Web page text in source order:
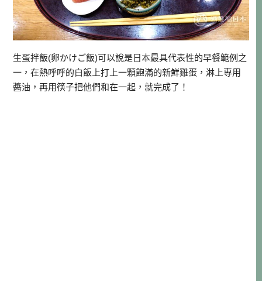
生蛋拌飯(卵かけご飯)可以說是日本最具代表性的早餐範例之
一，在熱呼呼的白飯上打上一顆飽滿的新鮮雞蛋，淋上專用
醬油，再用筷子把他們和在一起，就完成了！